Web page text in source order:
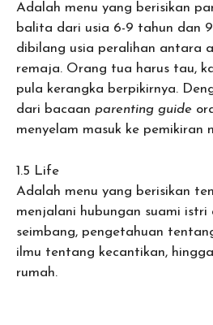
Adalah menu yang berisikan
balita dari usia 6-9 tahun dan
dibilang usia peralihan antara
remaja. Orang tua harus tau,
pula kerangka berpikirnya.
dari bacaan parenting guide
menyelam masuk ke pemikiran
1.5 Life
Adalah menu yang berisikan
menjalani hubungan suami istri
seimbang, pengetahuan
ilmu tentang kecantikan,
rumah.